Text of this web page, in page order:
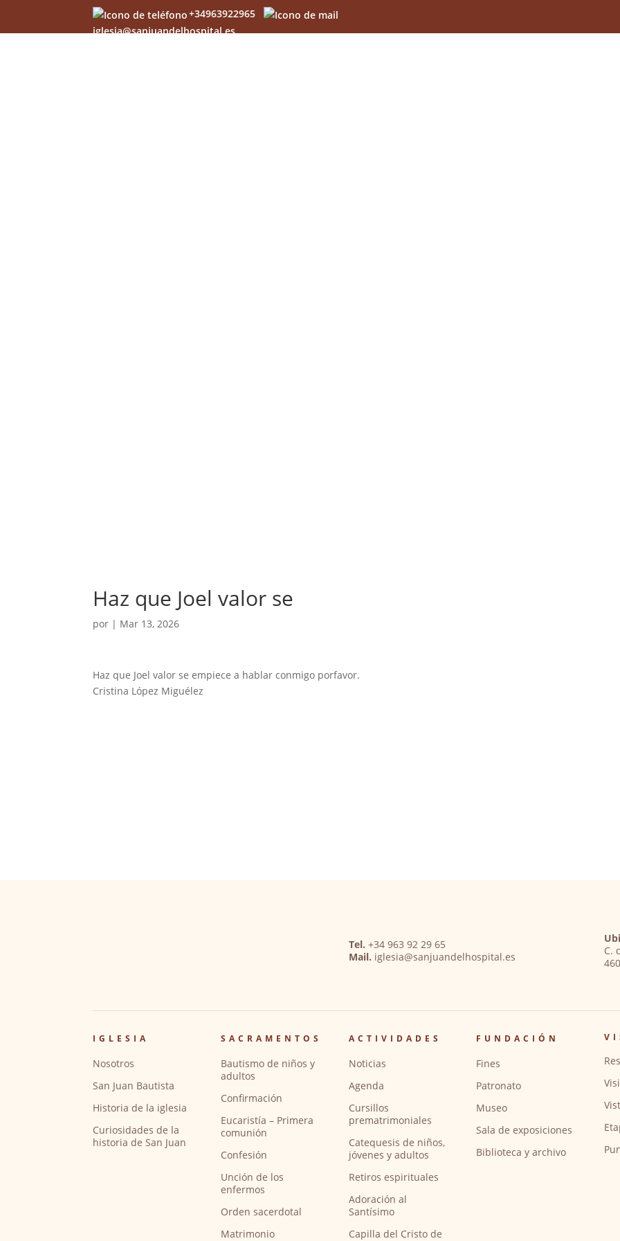
+34963922965
iglesia@sanjuandelhospital.es
Haz que Joel valor se
por | Mar 13, 2026
Haz que Joel valor se empiece a hablar conmigo porfavor.
Cristina López Miguélez
Tel. +34 963 92 29 65
Mail. iglesia@sanjuandelhospital.es
C.
IGLESIA
Nosotros
San Juan Bautista
Historia de la iglesia
Curiosidades de la
historia de San Juan
SACRAMENTOS
Bautismo de niños y
adultos
Confirmación
Eucaristía – Primera
comunión
Confesión
Unción de los
enfermos
Orden sacerdotal
Matrimonio
ACTIVIDADES
Noticias
Agenda
Cursillos
prematrimoniales
Catequesis de niños,
jóvenes y adultos
Retiros espirituales
Adoración al
Santísimo
Capilla del Cristo de
FUNDACIÓN
Fines
Patronato
Museo
Sala de exposiciones
Biblioteca y archivo